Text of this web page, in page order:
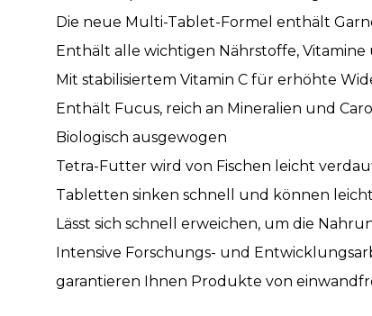
Die neue Multi-Tablet-Formel enthält
Enthält alle wichtigen Nährstoffe,
Mit stabilisiertem Vitamin C für erhöhte
Enthält Fucus, reich an Mineralien und
Biologisch ausgewogen
Tetra-Futter wird von Fischen leicht
Tabletten sinken schnell und können
Lässt sich schnell erweichen, um die
Intensive Forschungs- und
garantieren Ihnen Produkte von